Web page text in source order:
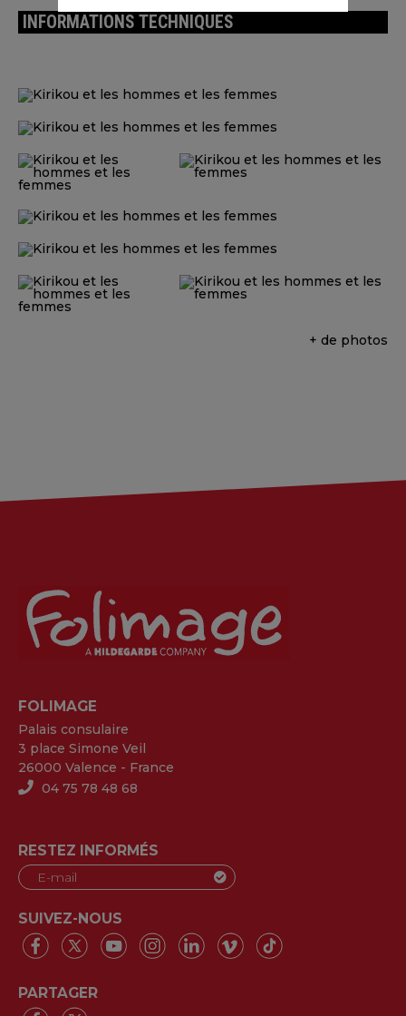
INFORMATIONS TECHNIQUES
+ de photos
FOLIMAGE
Palais consulaire
3 place Simone Veil
26000 Valence - France
04 75 78 48 68
RESTEZ INFORMÉS
SUIVEZ-NOUS
PARTAGER